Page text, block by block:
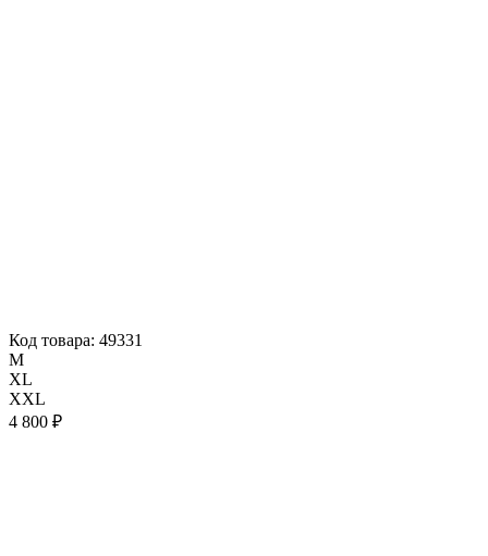
Код товара: 49331
M
XL
XXL
4 800 ₽